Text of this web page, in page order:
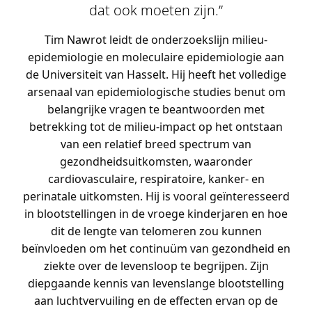
dat ook moeten zijn.”
Tim Nawrot leidt de onderzoekslijn milieu-
epidemiologie en moleculaire epidemiologie aan
de Universiteit van Hasselt. Hij heeft het volledige
arsenaal van epidemiologische studies benut om
belangrijke vragen te beantwoorden met
betrekking tot de milieu-impact op het ontstaan
van een relatief breed spectrum van
gezondheidsuitkomsten, waaronder
cardiovasculaire, respiratoire, kanker- en
perinatale uitkomsten. Hij is vooral geïnteresseerd
in blootstellingen in de vroege kinderjaren en hoe
dit de lengte van telomeren zou kunnen
beïnvloeden om het continuüm van gezondheid en
ziekte over de levensloop te begrijpen. Zijn
diepgaande kennis van levenslange blootstelling
aan luchtvervuiling en de effecten ervan op de